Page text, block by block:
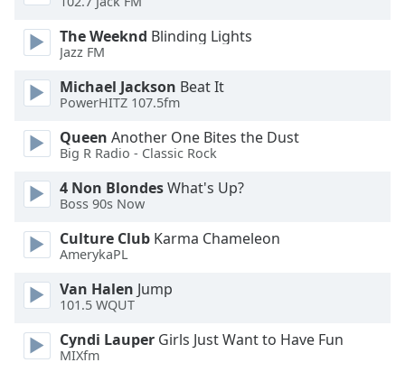
Caption
Area
Color
Opacity
Font
Edge
Style
Font
The Weeknd Blinding Lights
Jazz FM
Michael Jackson Beat It
PowerHITZ 107.5fm
Queen Another One Bites the Dust
Big R Radio - Classic Rock
4 Non BlondesWhat's Up?
Boss 90s Now
Culture Club Karma Chameleon
AmerykaPL
Van Halen Jump
101.5 WQUT
Cyndi Lauper Girls Just Want to Have Fun
MIXfm